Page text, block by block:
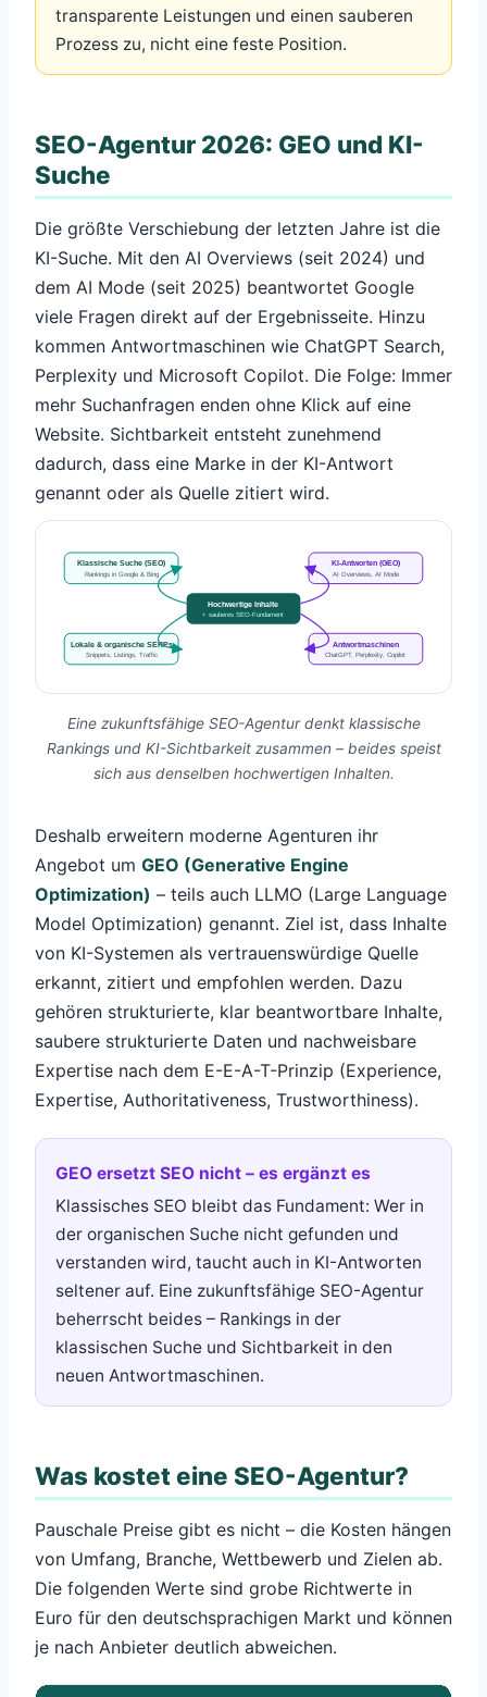
transparente Leistungen und einen sauberen
Prozess zu, nicht eine feste Position.
SEO-Agentur 2026: GEO und KI-
Suche
Die größte Verschiebung der letzten Jahre ist die
KI-Suche. Mit den AI Overviews (seit 2024) und
dem AI Mode (seit 2025) beantwortet Google
viele Fragen direkt auf der Ergebnisseite. Hinzu
kommen Antwortmaschinen wie ChatGPT Search,
Perplexity und Microsoft Copilot. Die Folge: Immer
mehr Suchanfragen enden ohne Klick auf eine
Website. Sichtbarkeit entsteht zunehmend
dadurch, dass eine Marke in der KI-Antwort
genannt oder als Quelle zitiert wird.
Hochwertige Inhalte
+ sauberes SEO-Fundament
Klassische Suche (SEO)
Rankings in Google & Bing
Lokale & organische SERPs
Snippets, Listings, Traffic
KI-Antworten (GEO)
AI Overviews, AI Mode
Antwortmaschinen
ChatGPT, Perplexity, Copilot
Eine zukunftsfähige SEO-Agentur denkt klassische
Rankings und KI-Sichtbarkeit zusammen – beides speist
sich aus denselben hochwertigen Inhalten.
Deshalb erweitern moderne Agenturen ihr
Angebot um GEO (Generative Engine
Optimization) – teils auch LLMO (Large Language
Model Optimization) genannt. Ziel ist, dass Inhalte
von KI-Systemen als vertrauenswürdige Quelle
erkannt, zitiert und empfohlen werden. Dazu
gehören strukturierte, klar beantwortbare Inhalte,
saubere strukturierte Daten und nachweisbare
Expertise nach dem E-E-A-T-Prinzip (Experience,
Expertise, Authoritativeness, Trustworthiness).
GEO ersetzt SEO nicht – es ergänzt es
Klassisches SEO bleibt das Fundament: Wer in
der organischen Suche nicht gefunden und
verstanden wird, taucht auch in KI-Antworten
seltener auf. Eine zukunftsfähige SEO-Agentur
beherrscht beides – Rankings in der
klassischen Suche und Sichtbarkeit in den
neuen Antwortmaschinen.
Was kostet eine SEO-Agentur?
Pauschale Preise gibt es nicht – die Kosten hängen
von Umfang, Branche, Wettbewerb und Zielen ab.
Die folgenden Werte sind grobe Richtwerte in
Euro für den deutschsprachigen Markt und können
je nach Anbieter deutlich abweichen.